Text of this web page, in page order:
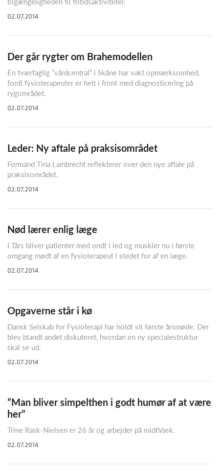
02.07.2014
Der går rygter om Brahemodellen
En tværfaglig ”vårdcentral” i Skåne har vakt opmærksomhed,
fordi fysioterapeuter er helt i front med diagnosticering på
rygområdet.
02.07.2014
Leder: Ny aftale på praksisområdet
Formand Tina Lambrecht reflekterer over den nye aftale på
praksisområdet.
02.07.2014
Nød lærer enlig læge
I Tårs bliver patienter med ondt i led og muskler nu i første
omgang mødt af en fysioterapeut i stedet for af en læge.
02.07.2014
Opgaverne står i kø
Dansk Selskab for Fysioterapi har holdt sit første årsmøde. Der
blev blandt andet diskuteret, hvordan en ny specialestruktur
skal se ud.
02.07.2014
”Man bliver simpelthen i godt humør af at være
her”
Trine Rask-Nielsen er 26 år og arbejder på midtVask.
02.07.2014